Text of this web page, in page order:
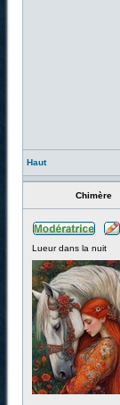
Haut
Chimère
Lueur dans la nuit